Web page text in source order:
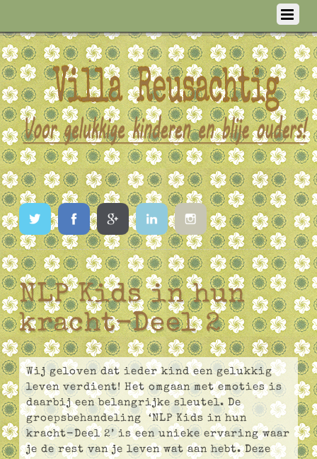
TwitterFacebookGoogleLinkedInInstagram
NLP Kids in hun
kracht-Deel 2
Wij geloven dat ieder kind een gelukkig
leven verdient! Het omgaan met emoties is
daarbij een belangrijke sleutel. De
groepsbehandeling ‘NLP Kids in hun
kracht-Deel 2’ is een unieke ervaring waar
je de rest van je leven wat aan hebt. Deze